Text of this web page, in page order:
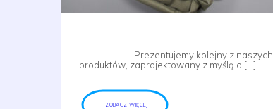
Prezentujemy kolejny z naszych
produktów, zaprojektowany z myślą o […]
ZOBACZ WIĘCEJ